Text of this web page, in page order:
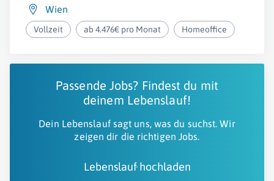
Wien
Vollzeit ab 4.476€ pro Monat Homeoffice
Passende Jobs? Findest du mit
deinem Lebenslauf!
Dein Lebenslauf sagt uns, was du suchst. Wir
zeigen dir die richtigen Jobs.
Lebenslauf hochladen